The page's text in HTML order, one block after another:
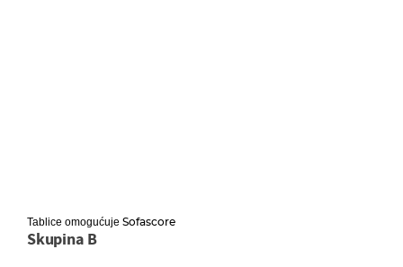
Tablice omogućuje Sofascore
Skupina B